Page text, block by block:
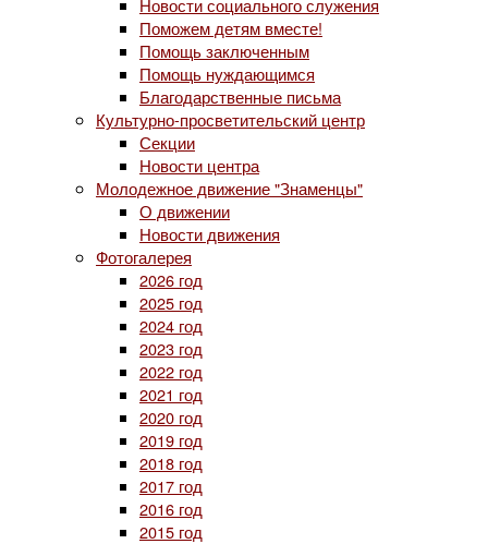
Новости социального служения
Поможем детям вместе!
Помощь заключенным
Помощь нуждающимся
Благодарственные письма
Культурно-просветительский центр
Секции
Новости центра
Молодежное движение "Знаменцы"
О движении
Новости движения
Фотогалерея
2026 год
2025 год
2024 год
2023 год
2022 год
2021 год
2020 год
2019 год
2018 год
2017 год
2016 год
2015 год